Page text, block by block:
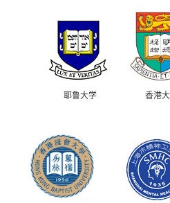
耶鲁大学 香港